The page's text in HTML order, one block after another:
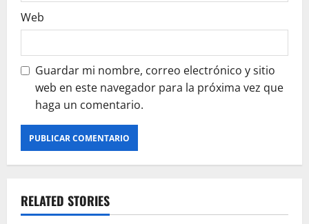
Web
Guardar mi nombre, correo electrónico y sitio
web en este navegador para la próxima vez que
haga un comentario.
RELATED STORIES